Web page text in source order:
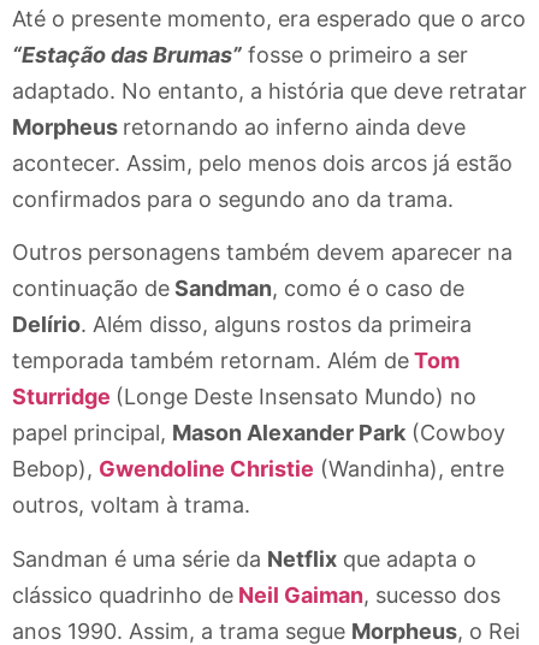
Até o presente momento, era esperado que o arco
“Estação das Brumas” fosse o primeiro a ser
adaptado. No entanto, a história que deve retratar
Morpheus retornando ao inferno ainda deve
acontecer. Assim, pelo menos dois arcos já estão
confirmados para o segundo ano da trama.
Outros personagens também devem aparecer na
continuação deSandman, como é o caso de
Delírio. Além disso, alguns rostos da primeira
temporada também retornam. Além deTom
Sturridge (Longe Deste Insensato Mundo) no
papel principal, Mason Alexander Park (Cowboy
Bebop), Gwendoline Christie (Wandinha), entre
outros, voltam à trama.
Sandman é uma série da Netflix que adapta o
clássico quadrinho de Neil Gaiman, sucesso dos
anos 1990. Assim, a trama segue Morpheus, o Rei